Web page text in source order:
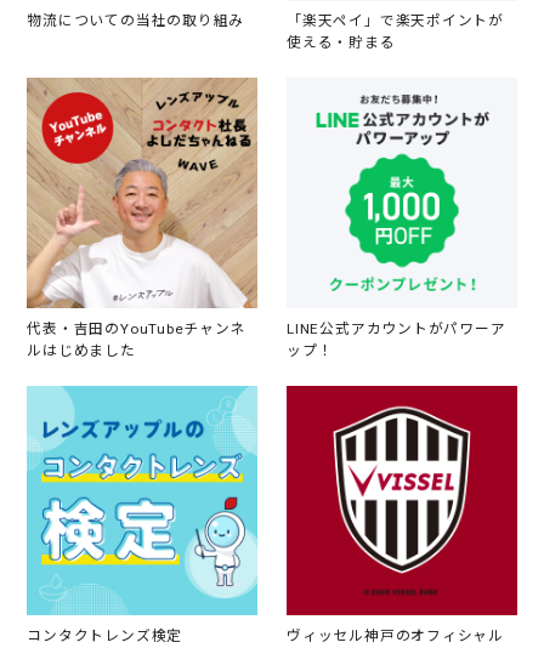
物流についての当社の取り組み
「楽天ペイ」で楽天ポイントが
使える・貯まる
代表・吉田のYouTubeチャンネ
ルはじめました
LINE公式アカウントがパワーア
ップ！
コンタクトレンズ検定
ヴィッセル神戸のオフィシャル